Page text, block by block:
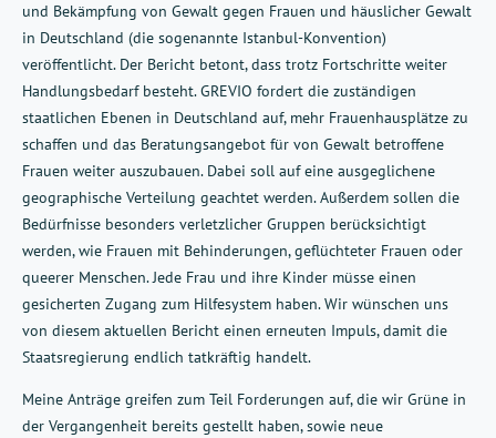
und Bekämpfung von Gewalt gegen Frauen und häuslicher Gewalt
in Deutschland (die sogenannte Istanbul-Konvention)
veröffentlicht. Der Bericht betont, dass trotz Fortschritte weiter
Handlungsbedarf besteht. GREVIO fordert die zuständigen
staatlichen Ebenen in Deutschland auf, mehr Frauenhausplätze zu
schaffen und das Beratungsangebot für von Gewalt betroffene
Frauen weiter auszubauen. Dabei soll auf eine ausgeglichene
geographische Verteilung geachtet werden. Außerdem sollen die
Bedürfnisse besonders verletzlicher Gruppen berücksichtigt
werden, wie Frauen mit Behinderungen, geflüchteter Frauen oder
queerer Menschen. Jede Frau und ihre Kinder müsse einen
gesicherten Zugang zum Hilfesystem haben. Wir wünschen uns
von diesem aktuellen Bericht einen erneuten Impuls, damit die
Staatsregierung endlich tatkräftig handelt.
Meine Anträge greifen zum Teil Forderungen auf, die wir Grüne in
der Vergangenheit bereits gestellt haben, sowie neue